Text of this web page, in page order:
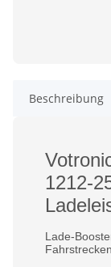
Beschreibung
1212-
Lade-
Fahrstrecken